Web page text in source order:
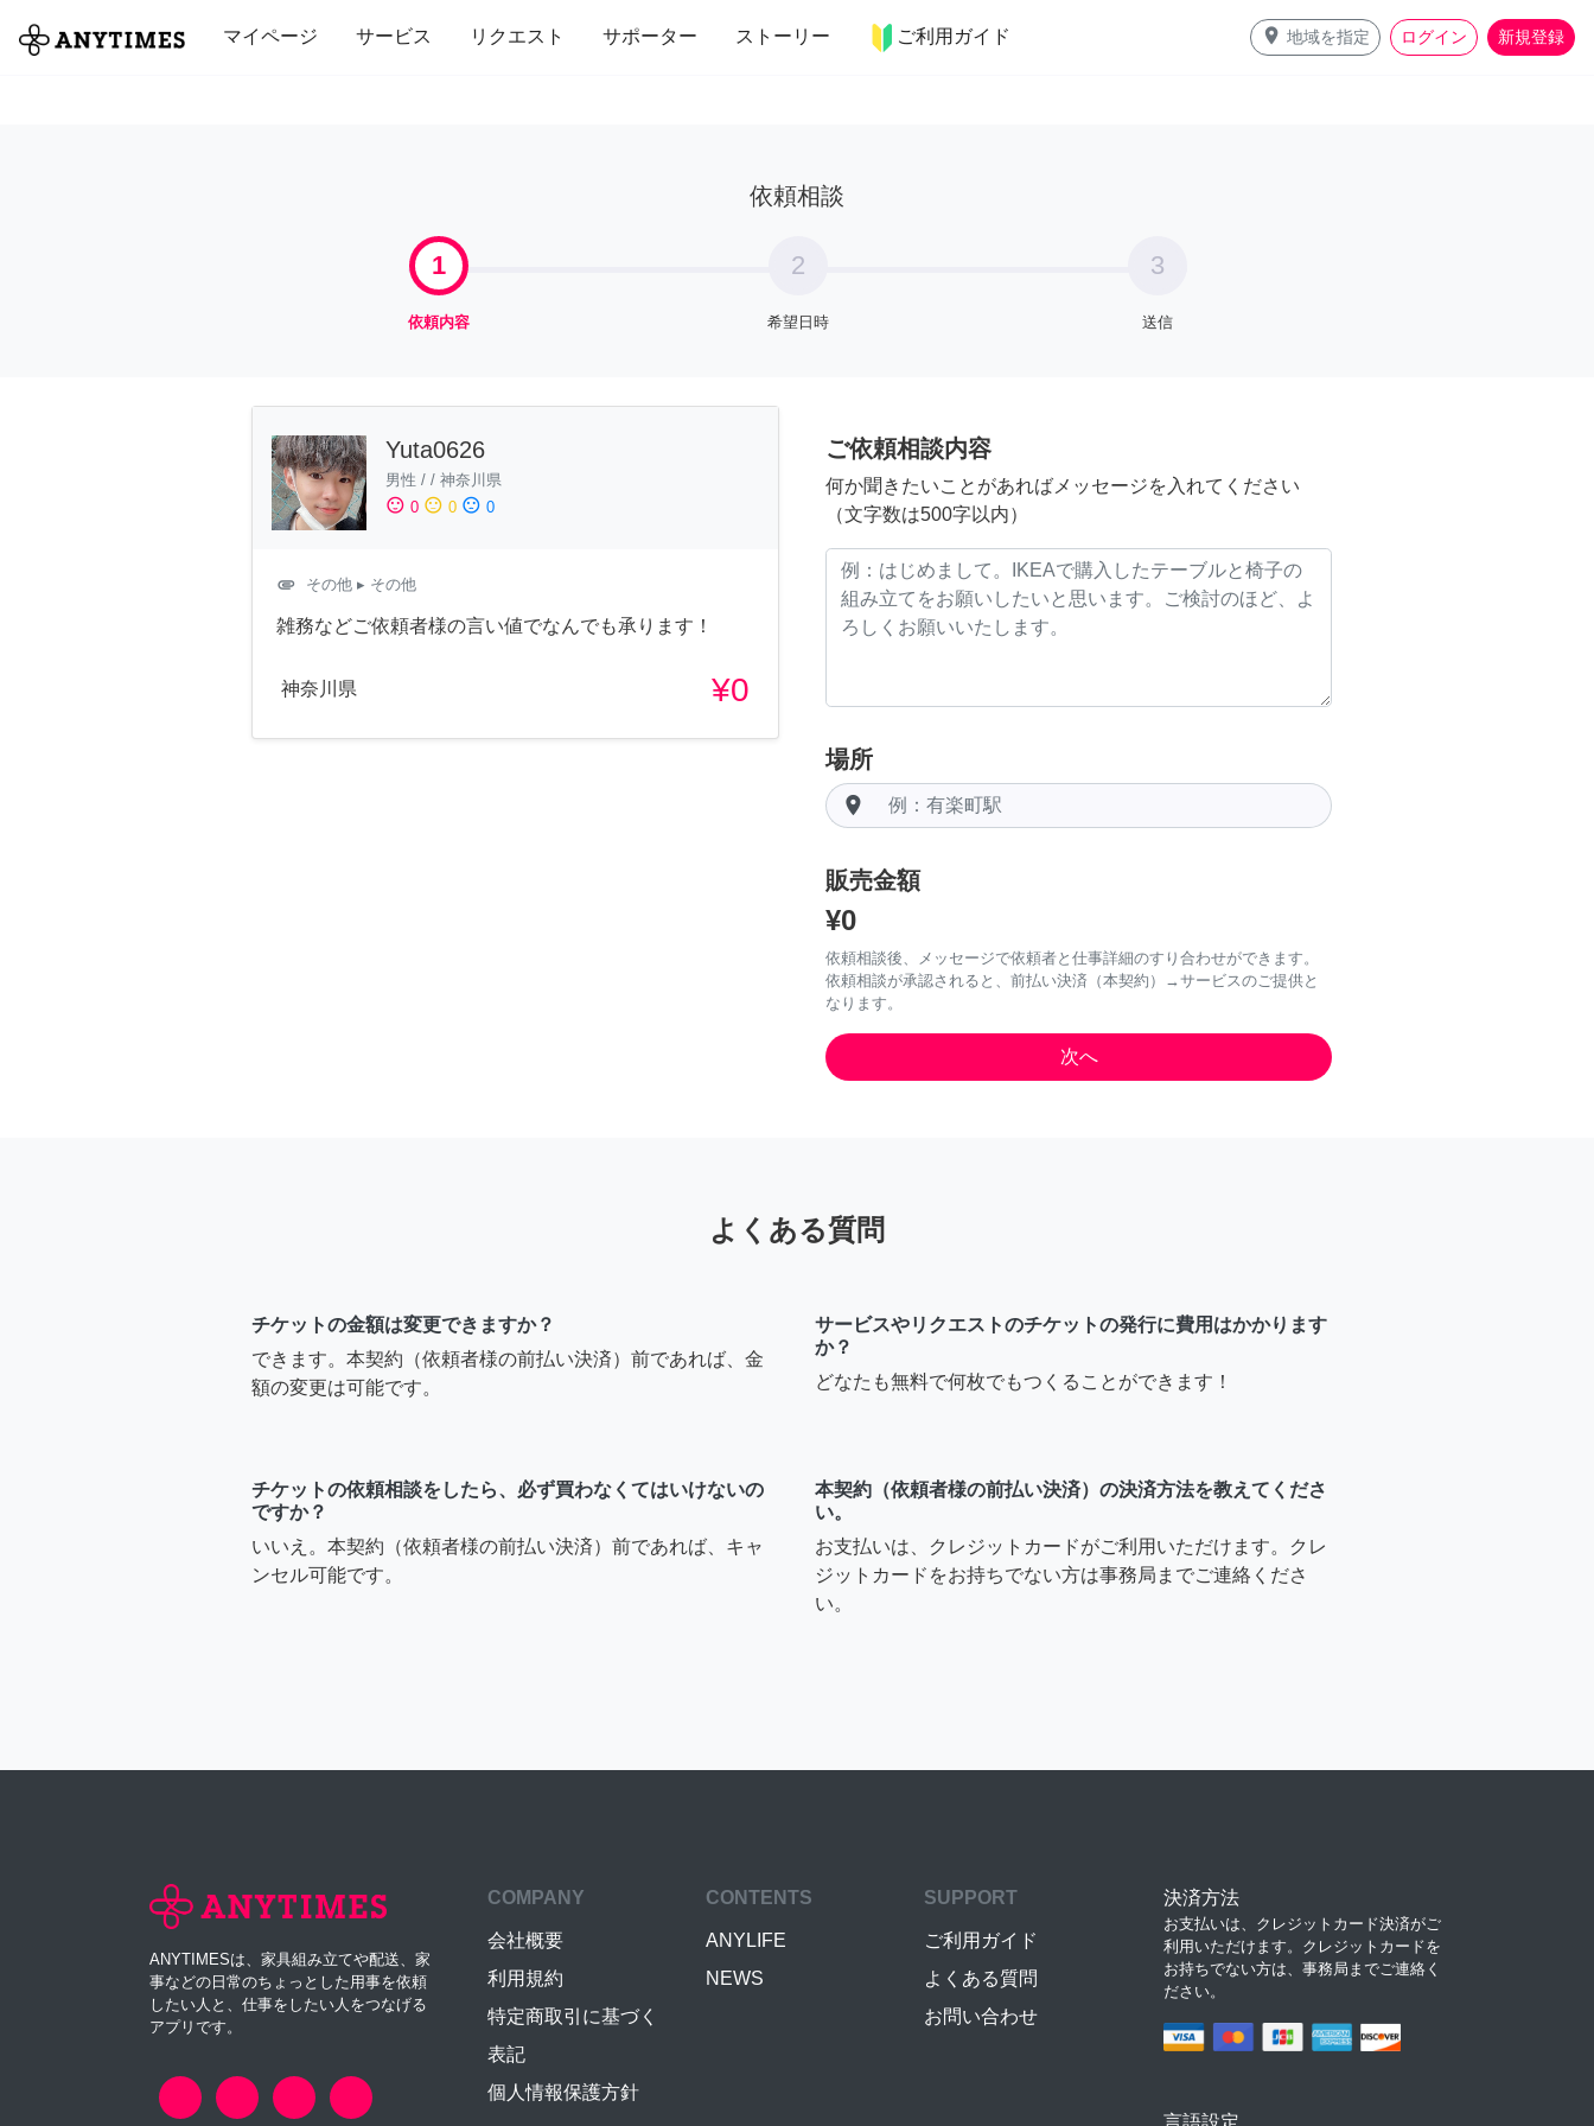
マイページ サービス リクエスト サポーター ストーリー ご利用ガイド place 地域を指定 ログイン 新規登録
全て 修理・組立 家事 引っ越し インテリア 趣味・習い事 ペット 料理
依頼相談
1
依頼内容
2
希望日時
3
送信
Yuta0626
男性 / / 神奈川県
sentiment_satisfied 0 sentiment_neutral 0 sentiment_dissatisfied 0
attachment その他 ▸ その他
雑務などご依頼者様の言い値でなんでも承ります！
神奈川県 ¥0
ご依頼相談内容
何か聞きたいことがあればメッセージを入れてください
（文字数は500字以内）
場所
room
販売金額
¥0
依頼相談後、メッセージで依頼者と仕事詳細のすり合わせができます。
依頼相談が承認されると、前払い決済（本契約）→サービスのご提供と
なります。
よくある質問
チケットの金額は変更できますか？
できます。本契約（依頼者様の前払い決済）前であれば、金
額の変更は可能です。
サービスやリクエストのチケットの発行に費用はかかります
か？
どなたも無料で何枚でもつくることができます！
チケットの依頼相談をしたら、必ず買わなくてはいけないの
ですか？
いいえ。本契約（依頼者様の前払い決済）前であれば、キャ
ンセル可能です。
本契約（依頼者様の前払い決済）の決済方法を教えてくださ
い。
お支払いは、クレジットカードがご利用いただけます。クレ
ジットカードをお持ちでない方は事務局までご連絡くださ
い。
ANYTIMESは、家具組み立てや配送、家
事などの日常のちょっとした用事を依頼
したい人と、仕事をしたい人をつなげる
アプリです。
COMPANY
会社概要
利用規約
特定商取引に基づく
表記
個人情報保護方針
CONTENTS
ANYLIFE
NEWS
SUPPORT
ご利用ガイド
よくある質問
お問い合わせ
決済方法
お支払いは、クレジットカード決済がご
利用いただけます。クレジットカードを
お持ちでない方は、事務局までご連絡く
ださい。
言語設定